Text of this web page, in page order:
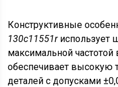
Конструктивные
130c11551rиспользует
максимальной
обеспечивает высокую
деталей с допусками